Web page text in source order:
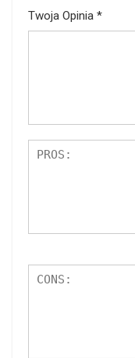
Twoja Opinia *